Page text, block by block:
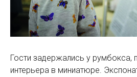
Гости задержались у румбокса,
интерьера в миниатюре.